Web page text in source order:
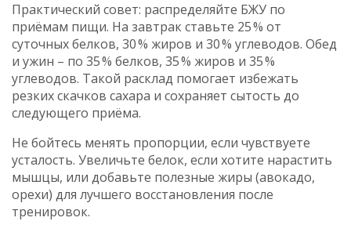
Практический совет: распределяйте БЖУ по
приёмам пищи. На завтрак ставьте 25 % от
суточных белков, 30 % жиров и 30 % углеводов. Обед
и ужин – по 35 % белков, 35 % жиров и 35 %
углеводов. Такой расклад помогает избежать
резких скачков сахара и сохраняет сытость до
следующего приёма.
Не бойтесь менять пропорции, если чувствуете
усталость. Увеличьте белок, если хотите нарастить
мышцы, или добавьте полезные жиры (авокадо,
орехи) для лучшего восстановления после
тренировок.